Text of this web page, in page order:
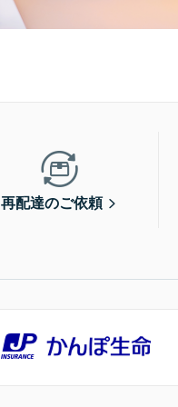
再配達のご依頼